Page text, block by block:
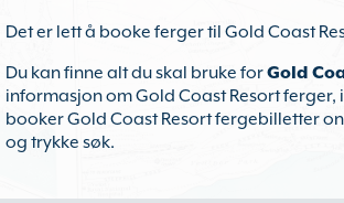
Det er lett å booke ferger til Gold Coast
Du kan finne alt du skal bruke forGold
informasjon om Gold Coast Resort
booker Gold Coast Resort fergebilletter
og trykke søk.